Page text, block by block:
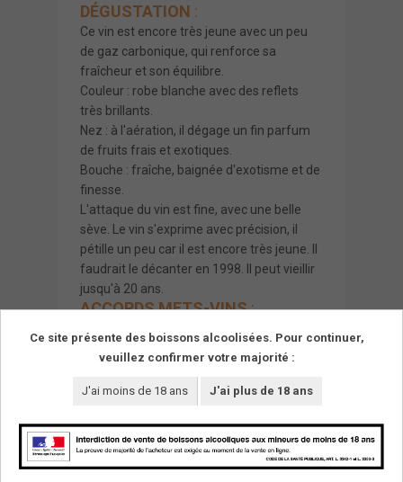
DÉGUSTATION :
Ce vin est encore très jeune avec un peu
de gaz carbonique, qui renforce sa
fraîcheur et son équilibre.
Couleur : robe blanche avec des reflets
très brillants.
Nez : à l'aération, il dégage un fin parfum
de fruits frais et exotiques.
Bouche : fraîche, baignée d'exotisme et de
finesse.
L'attaque du vin est fine, avec une belle
sève. Le vin s'exprime avec précision, il
pétille un peu car il est encore très jeune. Il
faudrait le décanter en 1998. Il peut vieillir
jusqu'à 20 ans.
ACCORDS METS-VINS:
Ce site présente des boissons alcoolisées. Pour continuer,
veuillez confirmer votre majorité :
J'ai moins de 18 ans J'ai plus de 18 ans